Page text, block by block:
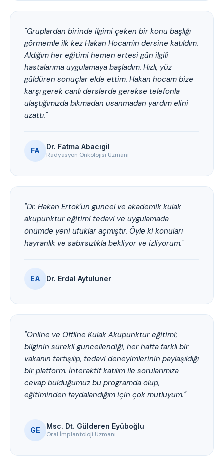
"Gruplardan birinde ilgimi çeken bir konu başlığı
görmemle ilk kez Hakan Hocam'ın dersine katıldım.
Aldığım her eğitimi hemen ertesi gün ilgili
hastalarıma uygulamaya başladım. Hızlı, yüz
güldüren sonuçlar elde ettim. Hakan hocam bize
karşı gerek canlı derslerde gerekse telefonla
ulaştığımızda bıkmadan usanmadan yardım elini
uzattı."
FA Dr. Fatma Abacıgil
Radyasyon Onkolojisi Uzmanı
"Dr. Hakan Ertok'un güncel ve akademik kulak
akupunktur eğitimi tedavi ve uygulamada
önümde yeni ufuklar açmıştır. Öyle ki konuları
hayranlık ve sabırsızlıkla bekliyor ve izliyorum."
EA Dr. Erdal Aytuluner
"Online ve Offline Kulak Akupunktur eğitimi;
bilginin sürekli güncellendiği, her hafta farklı bir
vakanın tartışılıp, tedavi deneyimlerinin paylaşıldığı
bir platform. İnteraktif katılım ile sorularımıza
cevap bulduğumuz bu programda olup,
eğitiminden faydalandığım için çok mutluyum."
GE Msc. Dt. Gülderen Eyüboğlu
Oral İmplantoloji Uzmanı